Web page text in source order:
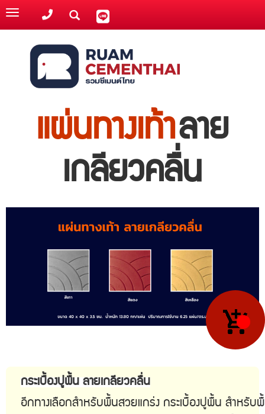
Toggle
navigation
แผ่นทางเท้าลาย
เกลียวคลื่น
กระเบื้องปูพื้น ลายเกลียวคลื่น
อีกทางเลือกสำหรับพื้นสวยแกร่ง กระเบื้องปูพื้น สำหรั